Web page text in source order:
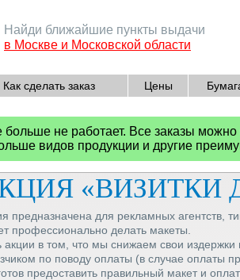
Найди ближайшие пункты выдачи
в Москве и Московской области
Как сделать заказ Цены
больше не работает. Все заказы
видов продукции и другие
«ВИЗИТКИ
предназначена для рекламных агентств,
профессионально делать макеты.
акции в том, что мы снижаем свои
по поводу оплаты (в случае оплаты
предоставить правильный макет и